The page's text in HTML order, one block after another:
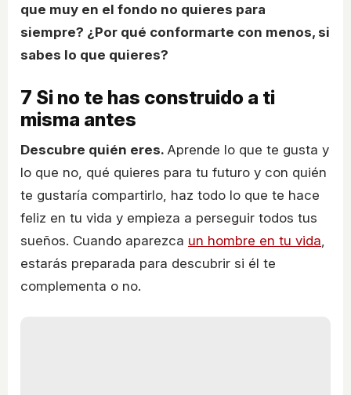
que muy en el fondo no quieres para
siempre? ¿Por qué conformarte con menos, si
sabes lo que quieres?
7 Si no te has construido a ti
misma antes
Descubre quién eres. Aprende lo que te gusta y
lo que no, qué quieres para tu futuro y con quién
te gustaría compartirlo, haz todo lo que te hace
feliz en tu vida y empieza a perseguir todos tus
sueños. Cuando aparezca un hombre en tu vida
estarás preparada para descubrir si él te
complementa o no.